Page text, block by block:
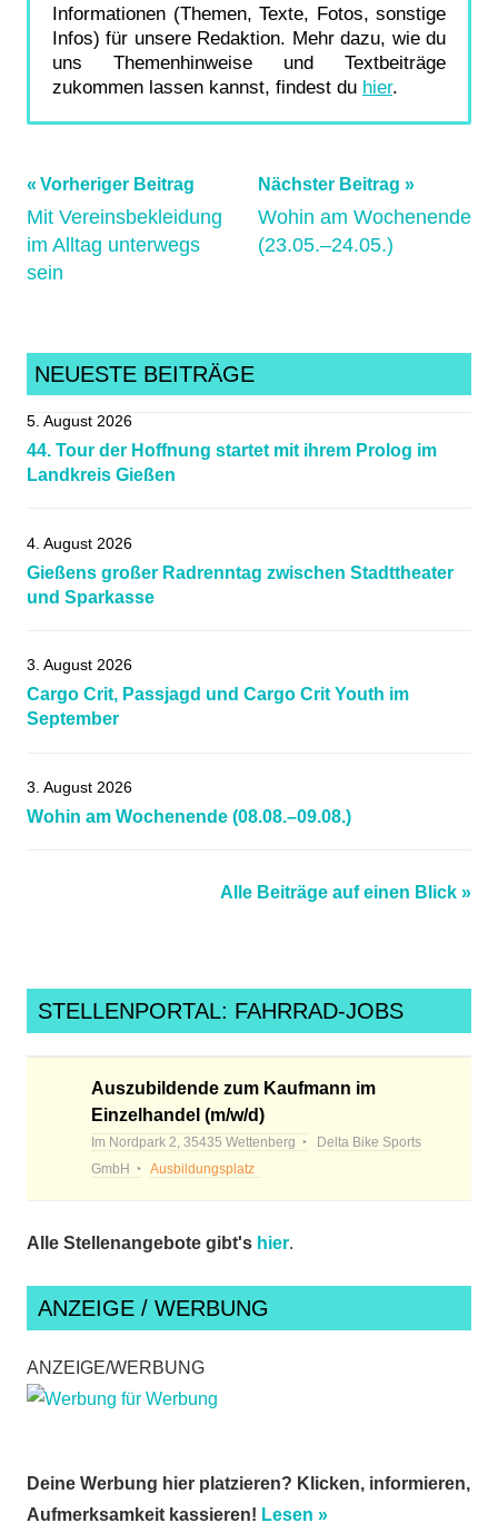
Informationen (Themen, Texte, Fotos, sonstige
Infos) für unsere Redaktion. Mehr dazu, wie du
uns Themenhinweise und Textbeiträge
zukommen lassen kannst, findest du hier.
Schlagwörter:
DM
laubach,
Mittelhessen
U17
Beitragsnavigation
Vorheriger Beitrag
Mit Vereinsbekleidung
im Alltag unterwegs
sein
Nächster Beitrag
Wohin am Wochenende
(23.05.–24.05.)
NEUESTE BEITRÄGE
5. August 2026
44. Tour der Hoffnung startet mit ihrem Prolog im
Landkreis Gießen
4. August 2026
Gießens großer Radrenntag zwischen Stadttheater
und Sparkasse
3. August 2026
Cargo Crit, Passjagd und Cargo Crit Youth im
September
3. August 2026
Wohin am Wochenende (08.08.–09.08.)
Alle Beiträge auf einen Blick »
STELLENPORTAL: FAHRRAD-JOBS
Auszubildende zum Kaufmann im
Einzelhandel (m/w/d)
Im Nordpark 2, 35435 Wettenberg
Delta Bike Sports
GmbH
Ausbildungsplatz
Alle Stellenangebote gibt's hier.
ANZEIGE / WERBUNG
ANZEIGE/WERBUNG
Deine Werbung hier platzieren? Klicken, informieren,
Aufmerksamkeit kassieren! Lesen »